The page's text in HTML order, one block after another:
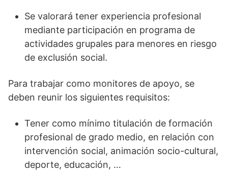
Se valorará tener experiencia profesional
mediante participación en programa de
actividades grupales para menores en riesgo
de exclusión social.
Para trabajar como monitores de apoyo, se
deben reunir los siguientes requisitos:
Tener como mínimo titulación de formación
profesional de grado medio, en relación con
intervención social, animación socio-cultural,
deporte, educación, …